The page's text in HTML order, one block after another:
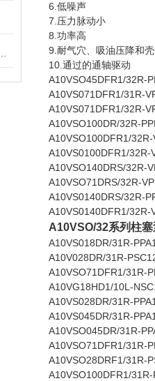
6.低噪声
7.压力脉动小
8.功率高
9.耐气穴、吸油压降和
10.通过的通轴驱动
A10VSO45DFR1/32R-
A10VS071DFR1/31R-
A10VS071DFR1/32R-
A10VSO100DR/32R-
A10VSO100DFR1/
A10VS0100DFR1/32R-
A10VSO140DRS/32R-
A10VSO71DRS/32R-
A10VS0140DRS/32R-
A10VS0140DFR1/32R-
A10VSO/32系列柱
A10VS018DR/31R-
A10V028DR/31R-
A10VSO71DFR1/31R-
A10VG18HD1/10L-
A10VS028DR/31R-
A10VS045DR/31R-
A10VSO045DR/31R-
A10VSO71DFR1/31R-
A10VSO28DRF1/31R-
A10VSO100DFR1/31R-